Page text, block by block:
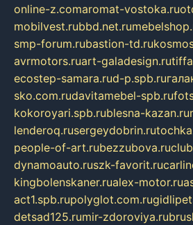
online-z.comaromat-vostoka.ru
mobilvest.rubbd.net.ru
smp-forum.rubastion-td.ru
avrmotors.ruart-galadesign.ru
ecostep-samara.rud-p.spb.ru
sko.com.rudavitamebel-spb.ru
kokoroyari.spb.rublesna-kazan.ru
lenderoq.rusergeydobrin.ru
people-of-art.rubezzubova.ru
dynamoauto.ruszk-favorit.ru
kingbolenskaner.rualex-motor.ru
act1.spb.rupolyglot.com.ru
detsad125.rumir-zdoroviya.ru